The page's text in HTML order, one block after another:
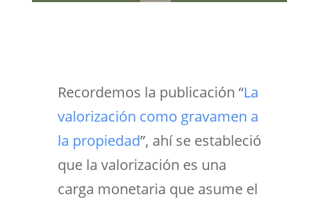
Recordemos la publicación “La
valorización como gravamen a
la propiedad”, ahí se estableció
que la valorización es una
carga monetaria que asume el